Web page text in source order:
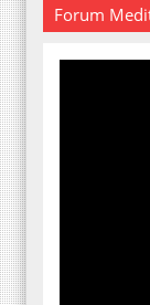
Forum